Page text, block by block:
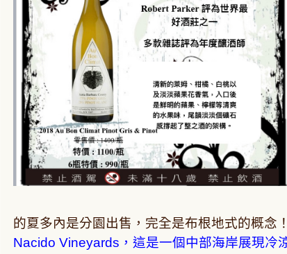
的夏多內是分園出售，完全是布根地式的概念
Nacido Vineyards，這是一個中部海岸展現冷